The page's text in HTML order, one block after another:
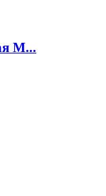
M...